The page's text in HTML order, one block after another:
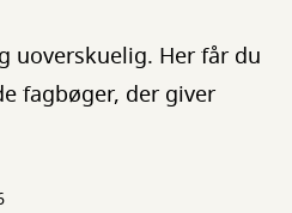
uoverskuelig. Her får du
fagbøger, der giver